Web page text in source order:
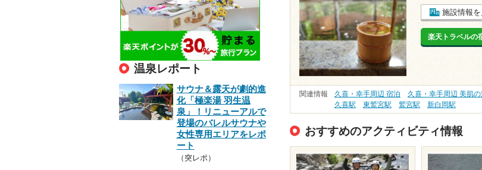
施設情報を
楽天トラベルの
関連情報 久喜・幸手周辺 宿泊 久喜・幸手周辺 美肌
久喜駅
東鷲宮駅 鷲宮駅 新白岡駅
おすすめのアクティビティ情報
温泉レポート
サウナ＆露天が劇的進
化「極楽湯 羽生温
泉」！リニューアルで
登場のバレルサウナや
女性専用エリアをレポ
ート
（突レポ）